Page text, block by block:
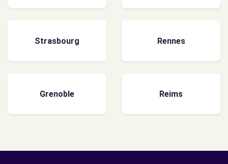
Strasbourg Rennes
Grenoble Reims